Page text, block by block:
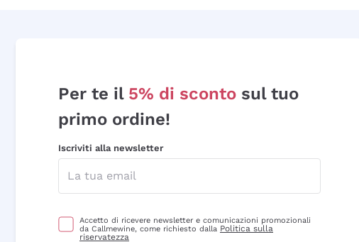
Per te il 5% di sconto sul tuo
primo ordine!
Iscriviti alla newsletter
Accetto di ricevere newsletter e comunicazioni promozionali
da Callmewine, come richiesto dalla Politica sulla
riservatezza